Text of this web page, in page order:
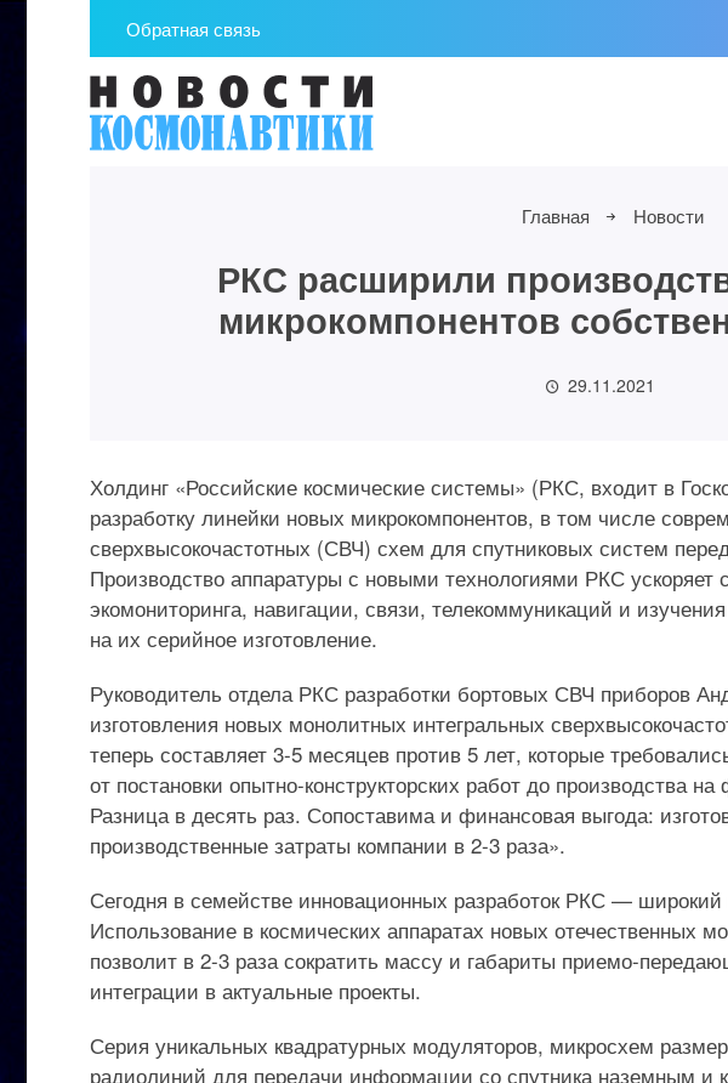
Обратная связь
Главная Новости
РКС расширили
микрокомпонентов
29.11.2021
Холдинг «Российские космические системы» (РКС, входит в
разработку линейки новых микрокомпонентов, в том числе
сверхвысокочастотных (СВЧ) схем для спутниковых систем
Производство аппаратуры с новыми технологиями РКС ускоряет
экомониторинга, навигации, связи, телекоммуникаций и
на их серийное изготовление.
Руководитель отдела РКС разработки бортовых СВЧ приборов
изготовления новых монолитных интегральных
теперь составляет 3-5 месяцев против 5 лет, которые
от постановки опытно-конструкторских работ до производства
Разница в десять раз. Сопоставима и финансовая выгода:
производственные затраты компании в 2-3 раза».
Сегодня в семействе инновационных разработок РКС — широкий
Использование в космических аппаратах новых отечественных
позволит в 2-3 раза сократить массу и габариты приемо-
интеграции в актуальные проекты.
Серия уникальных квадратурных модуляторов, микросхем
радиолиний для передачи информации со спутника наземным и